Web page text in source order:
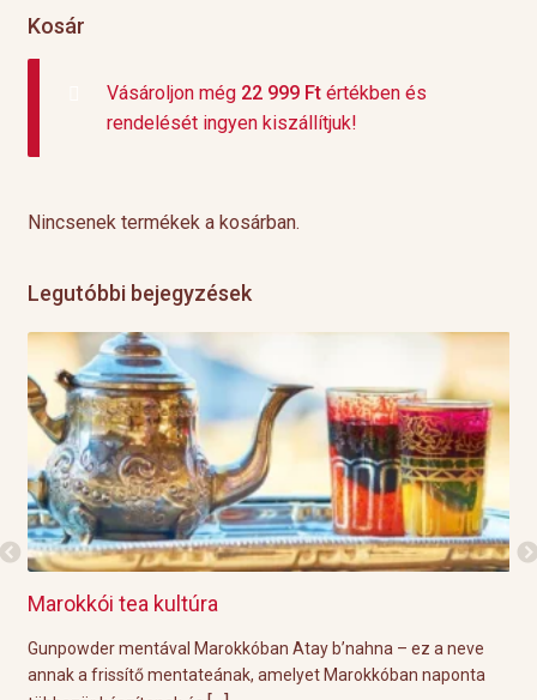
Kosár
Vásároljon még 22 999 Ftértékben és
rendelését ingyen kiszállítjuk!
Nincsenek termékek a kosárban.
Legutóbbi bejegyzések
Marokkói tea kultúra
Gunpowder mentával Marokkóban Atay b’nahna – ez a neve
annak a frissítő mentateának, amelyet Marokkóban naponta